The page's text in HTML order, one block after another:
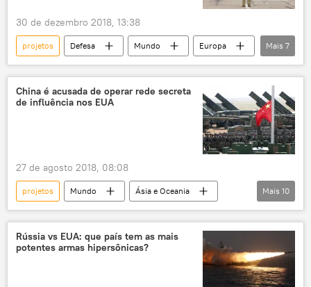
30 de dezembro 2018, 13:38
projetos Defesa Mundo
Europa
Notícias
Ucrânia
compra
armamento
defesa nacional
orçamento militar
Mais 7
China é acusada de operar rede secreta
de influência nos EUA
27 de agosto 2018, 08:08
projetos Mundo
Ásia e Oceania
Notícias
China
Pequim
Congresso dos EUA
Partido Comunista da China
Mais 10
Rússia vs EUA: que país tem as mais
potentes armas hipersônicas?